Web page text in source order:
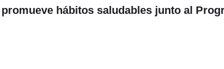
hábitos saludables junto al